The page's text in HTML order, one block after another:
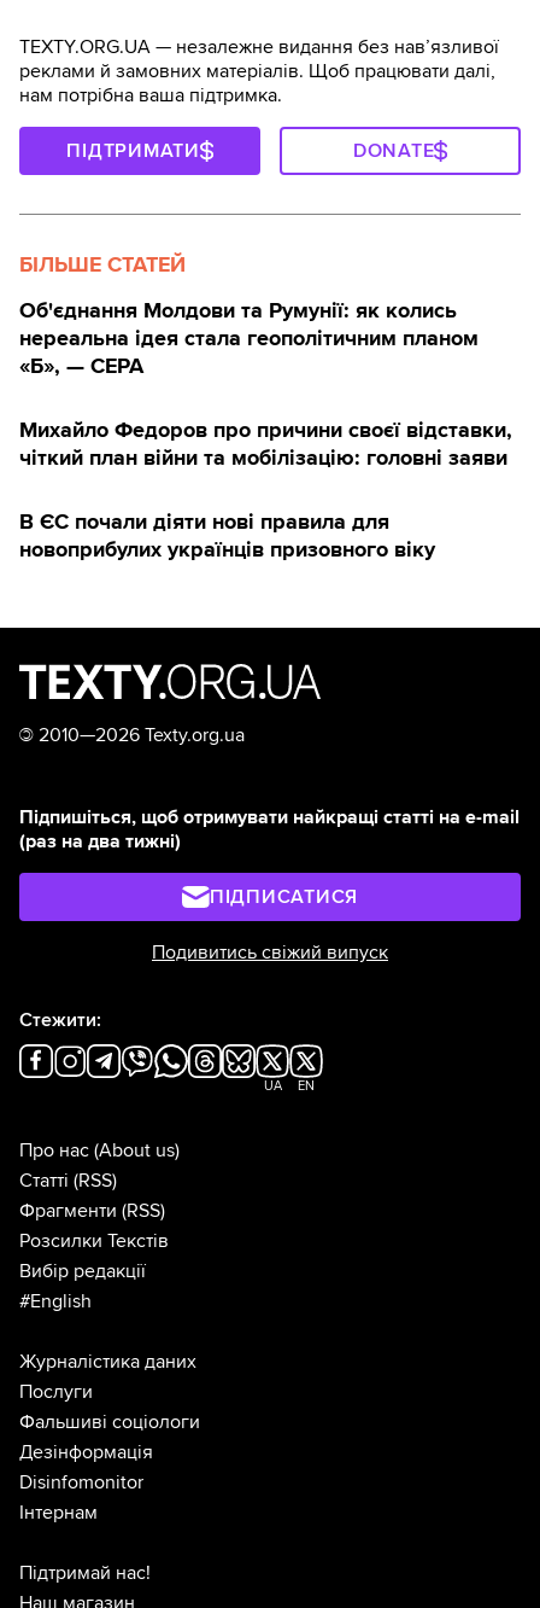
TEXTY.ORG.UA — незалежне видання без навʼязливої
реклами й замовних матеріалів. Щоб працювати далі,
нам потрібна ваша підтримка.
ПІДТРИМАТИ DONATE
БІЛЬШЕ СТАТЕЙ
Об'єднання Молдови та Румунії: як колись
нереальна ідея стала геополітичним планом
«Б», — CEPA
Михайло Федоров про причини своєї відставки,
чіткий план війни та мобілізацію: головні заяви
В ЄС почали діяти нові правила для
новоприбулих українців призовного віку
© 2010—2026 Texty.org.ua
Підпишіться, щоб отримувати найкращі статті на e-mail
(раз на два тижні)
ПІДПИСАТИСЯ
Подивитись свіжий випуск
Стежити:
UA EN
Про нас (About us)
Статті (RSS)
Фрагменти (RSS)
Розсилки Текстів
Вибір редакції
#English
Журналістика даних
Послуги
Фальшиві соціологи
Дезінформація
Disinfomonitor
Інтернам
Підтримай нас!
Наш магазин